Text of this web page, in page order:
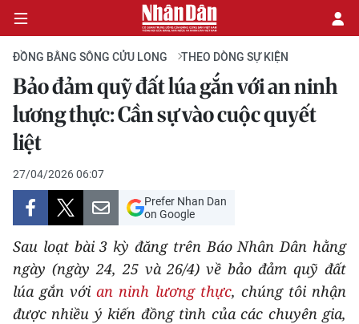
CHÍNH TRỊ
KINH TẾ
VĂN HÓA
XÃ HỘI
PHÁP LUẬT
DU LỊCH
ĐỒNG BẰNG SÔNG CỬU LONG THEO DÒNG SỰ KIỆN
Bảo đảm quỹ đất lúa gắn với an ninh
lương thực: Cần sự vào cuộc quyết
liệt
27/04/2026 06:07
Prefer Nhan Dan
on Google
Sau loạt bài 3 kỳ đăng trên Báo Nhân Dân hằng
ngày (ngày 24, 25 và 26/4) về bảo đảm quỹ đất
lúa gắn vớian ninh lương thực, chúng tôi nhận
được nhiều ý kiến đồng tình của các chuyên gia,